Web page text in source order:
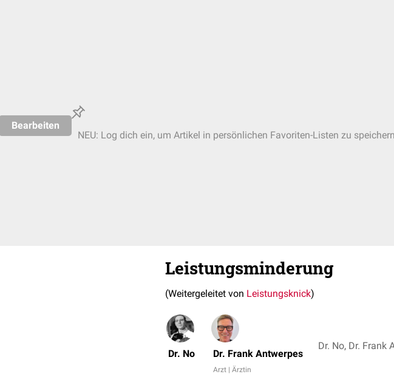
Bearbeiten
NEU: Log dich ein, um Artikel in persönlichen Favoriten-Listen zu
Leistungsminderung
(Weitergeleitet von Leistungsknick)
Dr. No Dr. Frank Antwerpes
Arzt | Ärztin
Dr. No, Dr. Frank